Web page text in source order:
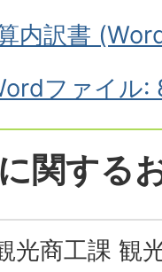
内訳書
ファイル:
関する
光商工課 観